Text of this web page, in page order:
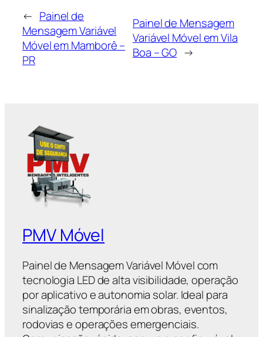
← Painel de
Mensagem Variável
Móvel em Mamborê –
PR
Painel de Mensagem
Variável Móvel em Vila
Boa – GO →
PMV Móvel
Painel de Mensagem Variável Móvel com
tecnologia LED de alta visibilidade, operação
por aplicativo e autonomia solar. Ideal para
sinalização temporária em obras, eventos,
rodovias e operações emergenciais.